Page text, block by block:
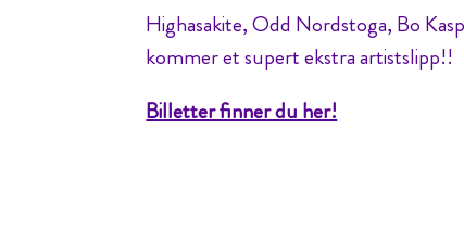
Highasakite, Odd Nordstoga, Bo
kommer et supert ekstra artistslipp!!
Billetter finner du her!